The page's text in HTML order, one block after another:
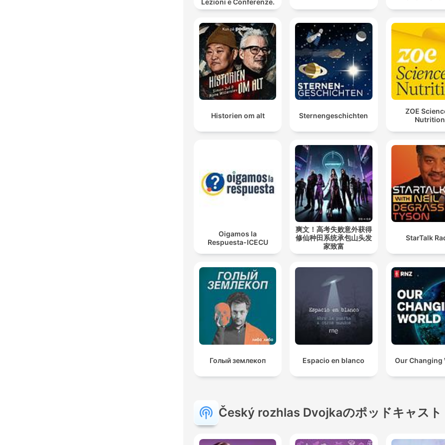
Historien om alt Sternengeschichten
ZOE
Nutrition
Oigamos la
Respuesta-ICECU
爽文！高考失败意外获得
修仙种田系统承包山头发
家致富
StarTalk
Голый землекоп Espacio en blanco Our Changing
Český rozhlas Dvojkaのポッドキャスト